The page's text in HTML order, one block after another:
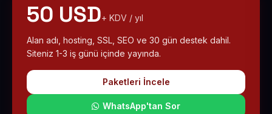
50 USD+ KDV / yıl
Alan adı, hosting, SSL, SEO ve 30 gün destek dahil.
Siteniz 1-3 iş günü içinde yayında.
Paketleri İncele
WhatsApp'tan Sor